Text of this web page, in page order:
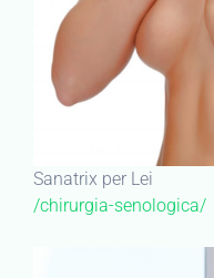
Sanatrix per Lei
/chirurgia-senologica/